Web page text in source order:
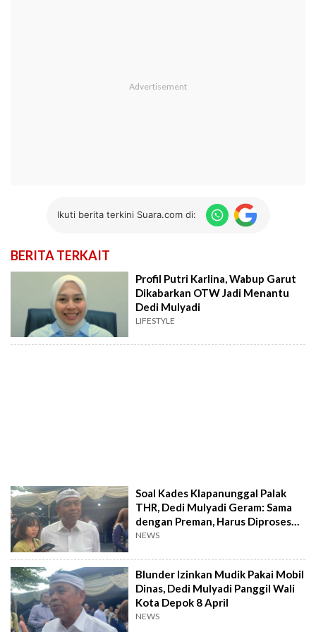
Ikuti berita terkini Suara.com di:
BERITA TERKAIT
Profil Putri Karlina, Wabup Garut
Dikabarkan OTW Jadi Menantu
Dedi Mulyadi
LIFESTYLE
Soal Kades Klapanunggal Palak
THR, Dedi Mulyadi Geram: Sama
dengan Preman, Harus Diproses
Hukum
NEWS
Blunder Izinkan Mudik Pakai Mobil
Dinas, Dedi Mulyadi Panggil Wali
Kota Depok 8 April
NEWS